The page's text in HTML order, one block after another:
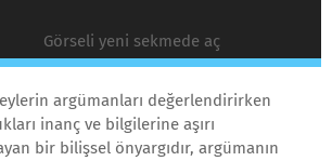
Görseli yeni sekmede aç
argümanları değerlendirirken
inanç ve bilgilerine aşırı
bir bilişsel önyargıdır, argümanın